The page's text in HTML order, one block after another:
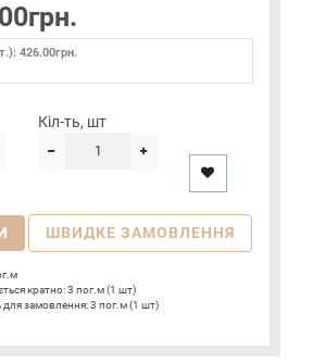
426.00грн.
Кіл-ть, шт
ШВИДКЕ ЗАМОВЛЕННЯ
кратно: 3 пог.м (1 шт)
для замовлення: 3 пог.м (1 шт)